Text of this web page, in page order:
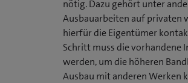
nötig. Dazu gehört unter
Ausbauarbeiten auf privaten
hierfür die Eigentümer
Schritt muss die
werden, um die höheren
Ausbau mit anderen Werken